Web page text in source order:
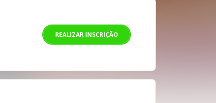
REALIZAR INSCRIÇÃO